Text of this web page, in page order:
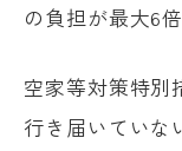
の負担が最大6
空家等対策特別
行き届いていな